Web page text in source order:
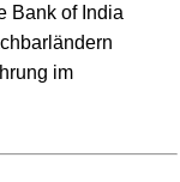
Bank of India
im